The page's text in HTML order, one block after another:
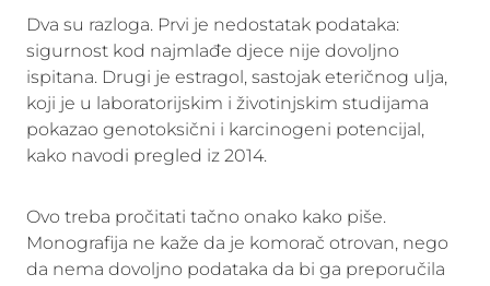
Dva su razloga. Prvi je nedostatak podataka:
sigurnost kod najmlađe djece nije dovoljno
ispitana. Drugi je estragol, sastojak eteričnog ulja,
koji je u laboratorijskim i životinjskim studijama
pokazao genotoksični i karcinogeni potencijal,
kako navodi pregled iz 2014.
Ovo treba pročitati tačno onako kako piše.
Monografija ne kaže da je komorač otrovan, nego
da nema dovoljno podataka da bi ga preporučila